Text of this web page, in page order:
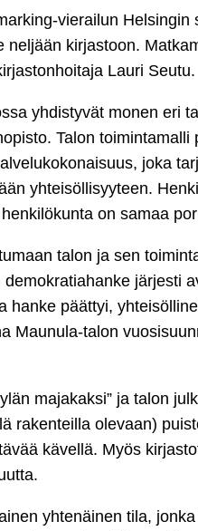
vierailun
neljään kirjastoon.
Lauri Seutu.
yhdistyvät monen eri
Talon
joka
yhteisöllisyyteen.
on samaa
talon ja sen
järjesti
hanke päättyi,
Maunula-talon
majakaksi” ja talon
rakenteilla olevaan)
kävellä. Myös
yhtenäinen tila,